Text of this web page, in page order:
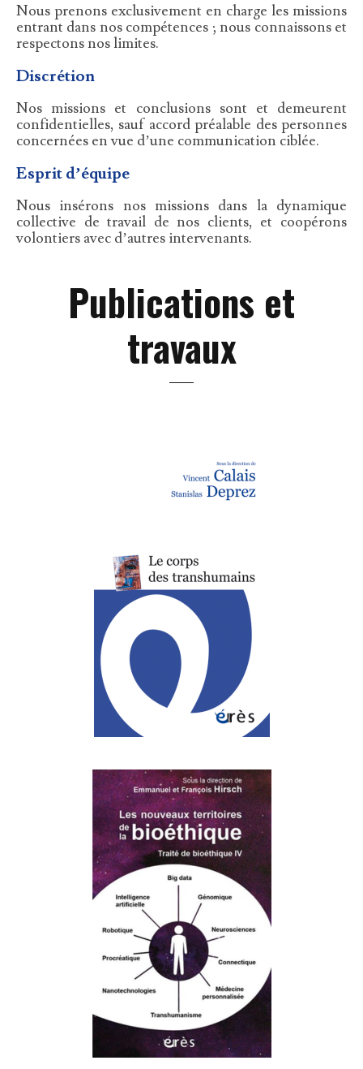
Nous prenons exclusivement en charge les missions
entrant dans nos compétences ; nous connaissons et
respectons nos limites.
Discrétion
Nos missions et conclusions sont et demeurent
confidentielles, sauf accord préalable des personnes
concernées en vue d’une communication ciblée.
Esprit d’équipe
Nous insérons nos missions dans la dynamique
collective de travail de nos clients, et coopérons
volontiers avec d’autres intervenants.
Publications et
travaux